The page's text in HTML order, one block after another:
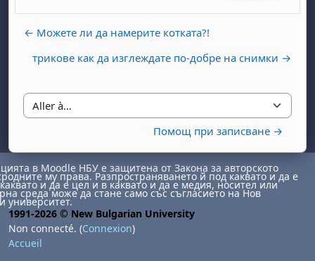
← Можете ли да намерите котката?!
трикове как да изглеждате по-добре на снимки →
Aller à…
Помощ при записване →
samedi 1 août
dimanche 2 août
в Moodle НБУ е защитена от Закона за авторското
му права. Разпространяването й под каквато и да е
и да е цел и в каквато и да е медия, носител или
среда може да стане само със съгласието на Нов
университет.
1991-2026 © New Bulgarian University
Non connecté. (Connexion)
Accueil